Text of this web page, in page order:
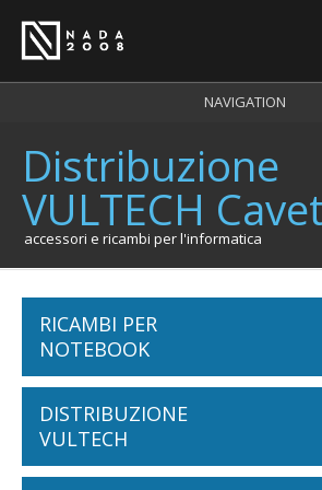
carrello 0
login
registrazione
NAVIGATION
Distribuzione
VULTECH
accessori e ricambi per l'informatica
RICAMBI PER
NOTEBOOK
Batterie Notebook
ACER
DISTRIBUZIONE
VULTECH